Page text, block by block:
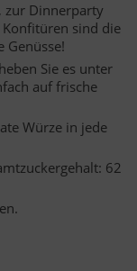
zur Dinnerparty
sind die
Genüsse!
Sie es unter
auf frische
Würze in jede
62